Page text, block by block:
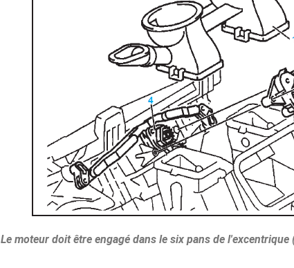
Le moteur doit être engagé dans le six pans de